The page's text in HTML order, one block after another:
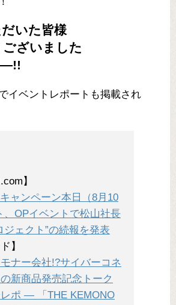
いた皆様
ざいました
イベントレポートも掲載され
】
ャンペーン本日（8月10
、OPイベントで松山社長
ジェクト”の続報を発表
】
ナー会社!?サイバーコネ
新商品発売記念トーク
ポ ― 「THE KEMONO